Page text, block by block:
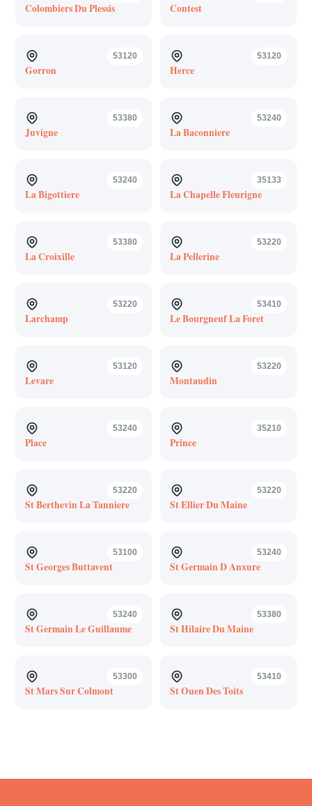
Colombiers Du Plessis Contest
53120
Gorron
53120
Herce
53380
Juvigne
53240
La Baconniere
53240
La Bigottiere
35133
La Chapelle Fleurigne
53380
La Croixille
53220
La Pellerine
53220
Larchamp
53410
Le Bourgneuf La Foret
53120
Levare
53220
Montaudin
53240
Place
35210
Prince
53220
St Berthevin La Tanniere
53220
St Ellier Du Maine
53100
St Georges Buttavent
53240
St Germain D Anxure
53240
St Germain Le Guillaume
53380
St Hilaire Du Maine
53300
St Mars Sur Colmont
53410
St Ouen Des Toits